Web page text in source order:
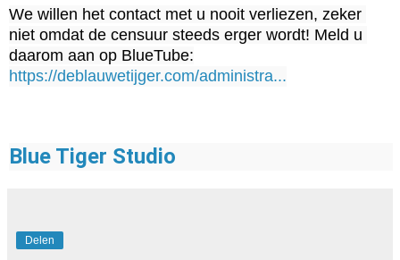
We willen het contact met u nooit verliezen, zeker
niet omdat de censuur steeds erger wordt! Meld u
https://deblauwetijger.com/administra...
Blue Tiger Studio
Delen